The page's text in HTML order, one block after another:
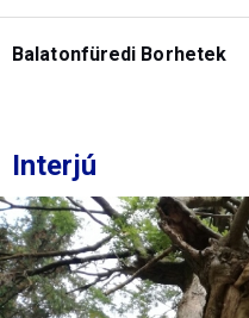
Balatonfüredi Borhetek
Interjú